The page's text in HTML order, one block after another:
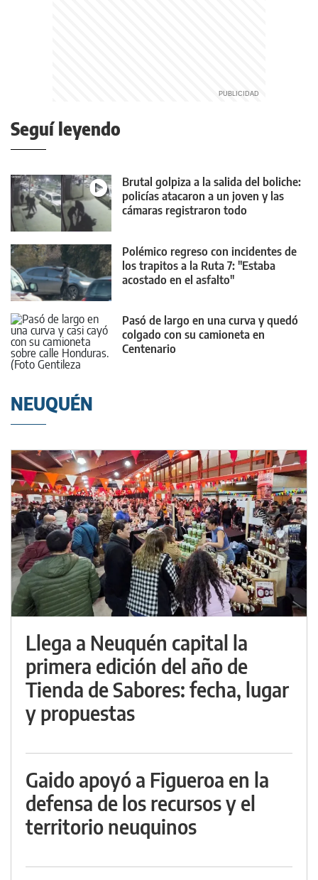
Seguí leyendo
Brutal golpiza a la salida del boliche:
policías atacaron a un joven y las
cámaras registraron todo
Polémico regreso con incidentes de
los trapitos a la Ruta 7: "Estaba
acostado en el asfalto"
Pasó de largo en una curva y quedó
colgado con su camioneta en
Centenario
NEUQUÉN
Llega a Neuquén capital la
primera edición del año de
Tienda de Sabores: fecha, lugar
y propuestas
Gaido apoyó a Figueroa en la
defensa de los recursos y el
territorio neuquinos